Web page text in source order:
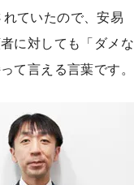
ていたので、安易
に対しても「ダメな
て言える言葉です。